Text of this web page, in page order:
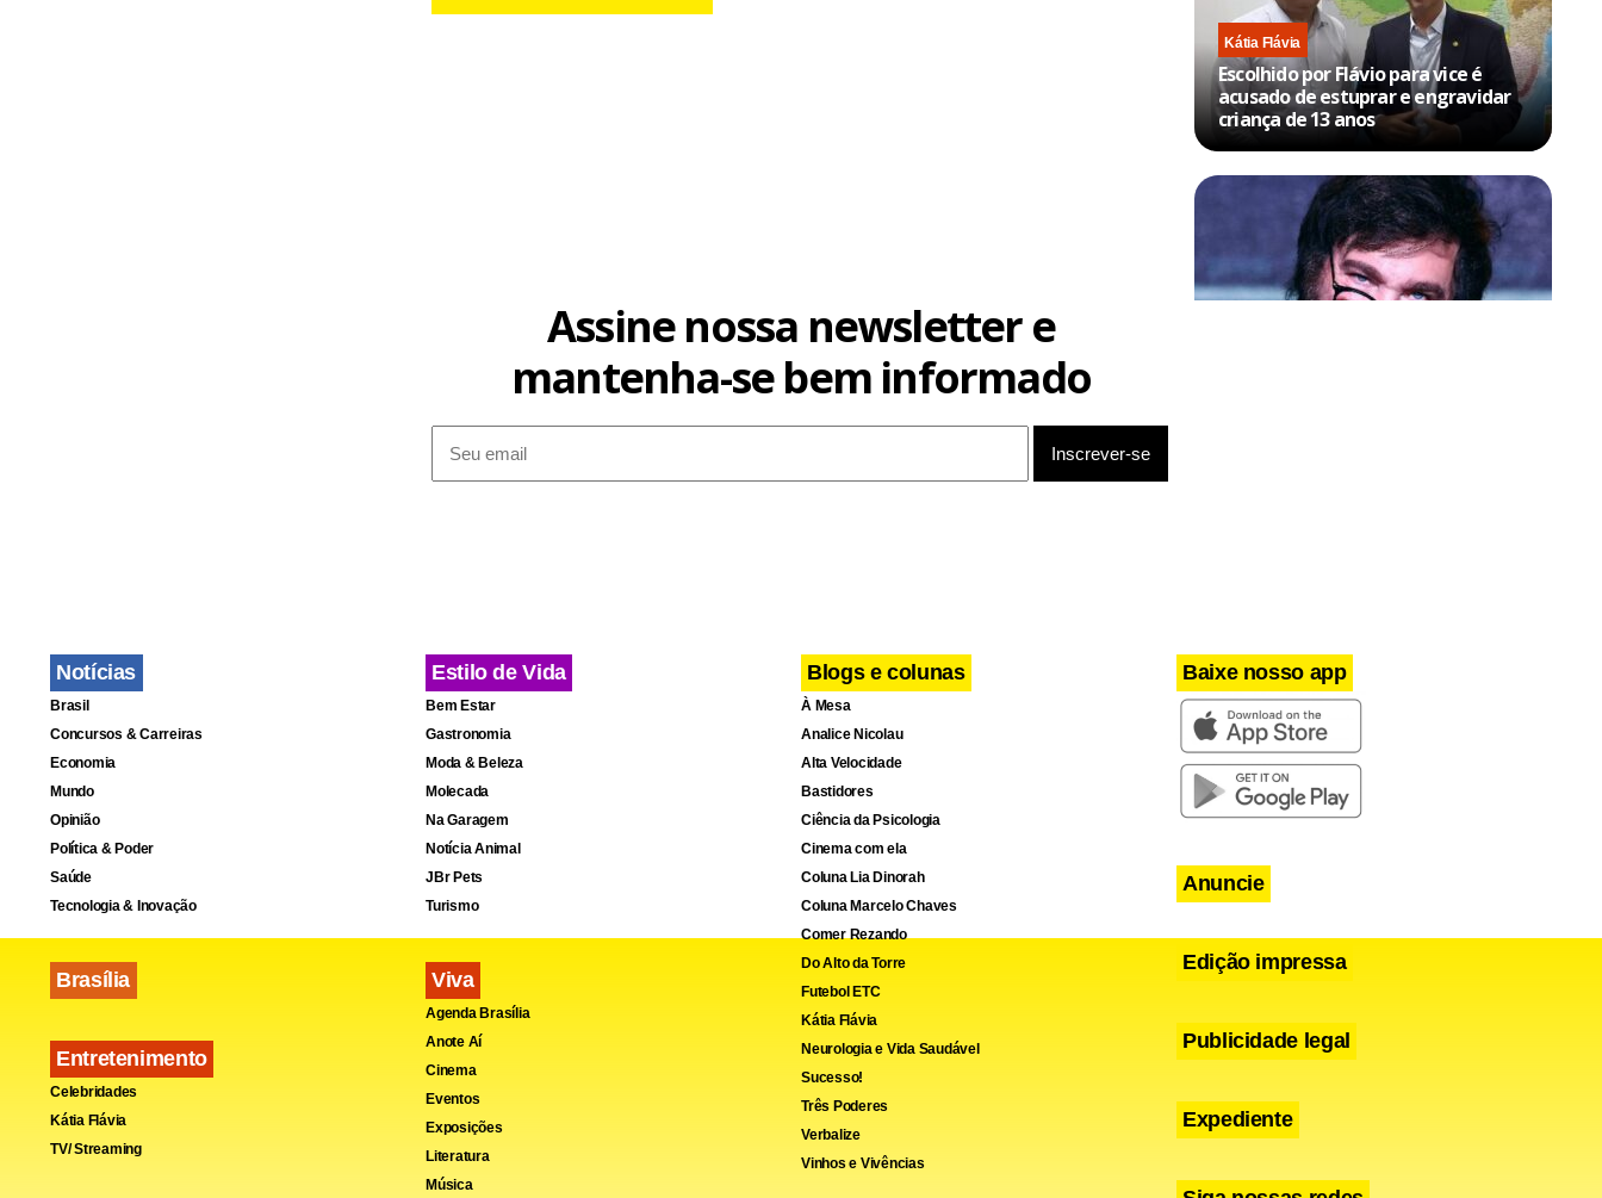
Kátia Flávia
Escolhido por Flávio para vice é
acusado de estuprar e engravidar
criança de 13 anos
Assine nossa newsletter e
mantenha-se bem informado
Notícias
Brasil
Concursos & Carreiras
Economia
Mundo
Opinião
Política & Poder
Saúde
Tecnologia & Inovação
Brasília
Entretenimento
Celebridades
Kátia Flávia
TV/ Streaming
Estilo de Vida
Bem Estar
Gastronomia
Moda & Beleza
Molecada
Na Garagem
Notícia Animal
JBr Pets
Turismo
Viva
Agenda Brasília
Anote Aí
Cinema
Eventos
Exposições
Literatura
Música
Blogs e colunas
À Mesa
Analice Nicolau
Alta Velocidade
Bastidores
Ciência da Psicologia
Cinema com ela
Coluna Lia Dinorah
Coluna Marcelo Chaves
Comer Rezando
Do Alto da Torre
Futebol ETC
Kátia Flávia
Neurologia e Vida Saudável
Sucesso!
Três Poderes
Verbalize
Vinhos e Vivências
Baixe nosso app
Anuncie
Edição impressa
Publicidade legal
Expediente